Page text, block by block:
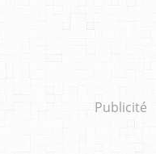
Publicité